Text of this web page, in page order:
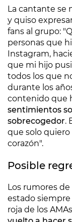
La cantante se
y quiso
fans al grupo:
personas que
Instagram,
que mi hijo
todos los que
durante los
contenido que
sentimientos
sobrecogedor.
que solo
corazón".
Posible
Los rumores
estado
roja de los